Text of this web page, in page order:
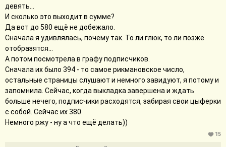
девять...
И сколько это выходит в сумме?
Да вот до 580 ещё не добежало.
Сначала я удивлялась, почему так. То ли глюк, то ли позже
отобразятся...
А потом посмотрела в графу подписчиков.
Сначала их было 394 - то самое рикмановское число,
остальные страницы слушают и немного завидуют, я потому и
запомнила. Сейчас, когда выкладка завершена и ждать
больше нечего, подписчики расходятся, забирая свои цыферки
с собой. Сейчас их 380.
Немного ржу - ну а что ещё делать))
15